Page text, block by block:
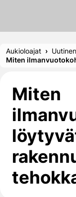
Aukioloajat
Uutinen
Miten
Miten